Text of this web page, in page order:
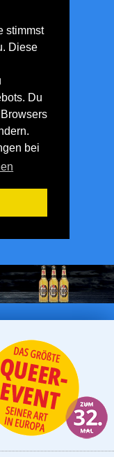
stimmst
Diese
Du
bei